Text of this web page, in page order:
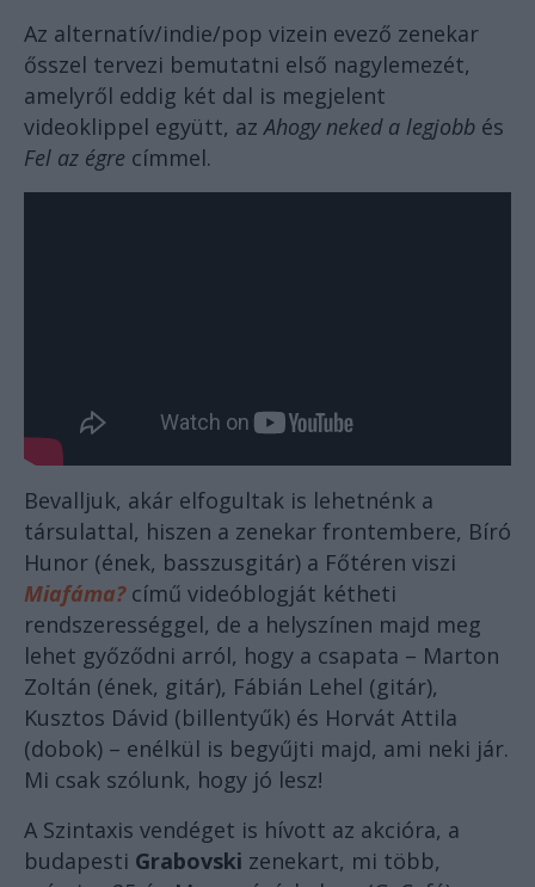
Az alternatív/indie/pop vizein evező zenekar
ősszel tervezi bemutatni első nagylemezét,
amelyről eddig két dal is megjelent
videoklippel együtt, azAhogy neked a legjobb és
Fel az égre címmel.
Bevalljuk, akár elfogultak is lehetnénk a
társulattal, hiszen a zenekar frontembere, Bíró
Hunor (ének, basszusgitár) a Főtéren viszi
Miafáma?című videóblogját kétheti
rendszerességgel, de a helyszínen majd meg
lehet győződni arról, hogy a csapata – Marton
Zoltán (ének, gitár), Fábián Lehel (gitár),
Kusztos Dávid (billentyűk) és Horvát Attila
(dobok) – enélkül is begyűjti majd, ami neki jár.
Mi csak szólunk, hogy jó lesz!
A Szintaxis vendéget is hívott az akcióra, a
budapesti Grabovski zenekart, mi több,